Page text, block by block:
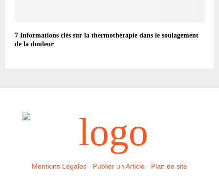
7 Informations clés sur la thermothérapie dans le soulagement
de la douleur
Mentions Légales - Publier un Article - Plan de site